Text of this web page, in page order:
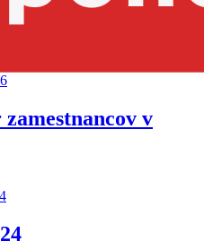
v